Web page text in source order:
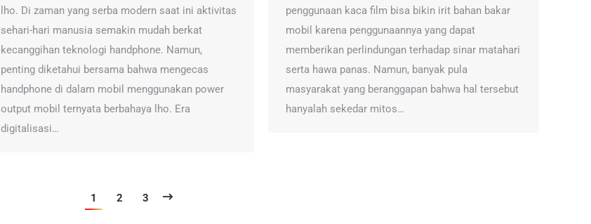
lho. Di zaman yang serba modern saat ini aktivitas
sehari-hari manusia semakin mudah berkat
kecanggihan teknologi handphone. Namun,
penting diketahui bersama bahwa mengecas
handphone di dalam mobil menggunakan power
output mobil ternyata berbahaya lho. Era
digitalisasi…
penggunaan kaca film bisa bikin irit bahan bakar
mobil karena penggunaannya yang dapat
memberikan perlindungan terhadap sinar matahari
serta hawa panas. Namun, banyak pula
masyarakat yang beranggapan bahwa hal tersebut
hanyalah sekedar mitos…
1 2 3